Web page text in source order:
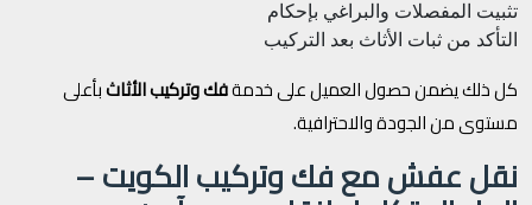
تثبيت المفصلات والبراغي بإحكام
التأكد من ثبات الأثاث بعد التركيب
كل ذلك يضمن حصول العميل على خدمةفك وتركيب الأثاثبأعلى
مستوى من الجودة والاحترافية.
نقل عفش مع فك وتركيب الكويت –